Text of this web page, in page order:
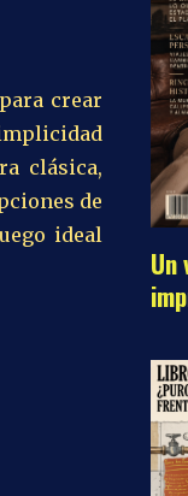
crear
clásica,
de
ideal
Un